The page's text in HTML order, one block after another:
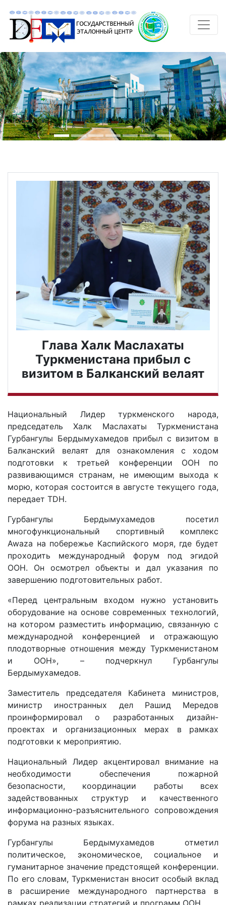
Глава Халк Маслахаты
Туркменистана прибыл с
визитом в Балканский велаят
Национальный Лидер туркменского народа,
председатель Халк Маслахаты Туркменистана
Гурбангулы Бердымухамедов прибыл с визитом в
Балканский велаят для ознакомления с ходом
подготовки к третьей конференции ООН по
развивающимся странам, не имеющим выхода к
морю, которая состоится в августе текущего года,
передает TDH.
Гурбангулы Бердымухамедов посетил
многофункциональный спортивный комплекс
Awaza на побережье Каспийского моря, где будет
проходить международный форум под эгидой
ООН. Он осмотрел объекты и дал указания по
завершению подготовительных работ.
«Перед центральным входом нужно установить
оборудование на основе современных технологий,
на котором разместить информацию, связанную с
международной конференцией и отражающую
плодотворные отношения между Туркменистаном
и ООН», – подчеркнул Гурбангулы
Бердымухамедов.
Заместитель председателя Кабинета министров,
министр иностранных дел Рашид Мередов
проинформировал о разработанных дизайн-
проектах и организационных мерах в рамках
подготовки к мероприятию.
Национальный Лидер акцентировал внимание на
необходимости обеспечения пожарной
безопасности, координации работы всех
задействованных структур и качественного
информационно-разъяснительного сопровождения
форума на разных языках.
Гурбангулы Бердымухамедов отметил
политическое, экономическое, социальное и
гуманитарное значение предстоящей конференции.
По его словам, Туркменистан вносит особый вклад
в расширение международного партнерства в
рамках реализации стратегий и программ ООН.